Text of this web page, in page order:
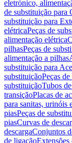
eletrónico,
de substituição para
substituição para
elétricaPeças de
alimentação elétrica
pilhasPeças de
alimentação a pilhas
substituição para
substituiçãoPeças
substituiçãoTubos
transiçãoPlacas de
para sanitas, urinóis
piasPeças de
piasCurvas de
descargaConjuntos
de ligaçãoExtensões